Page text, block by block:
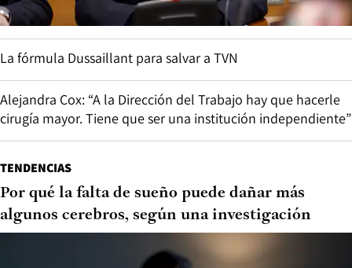
La fórmula Dussaillant para salvar a TVN
Alejandra Cox: “A la Dirección del Trabajo hay que hacerle
cirugía mayor. Tiene que ser una institución independiente”
TENDENCIAS
Por qué la falta de sueño puede dañar más
algunos cerebros, según una investigación